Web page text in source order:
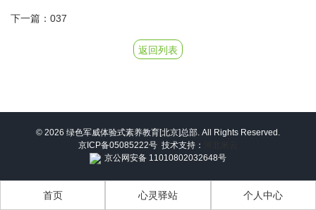
下一篇：037
返回列表
© 2026 绿色军威体验式素养教育[北京]总部. All Rights Reserved.
京ICP备05085222号 技术支持：
京公网安备 11010802032648号
首页 心灵驿站 个人中心